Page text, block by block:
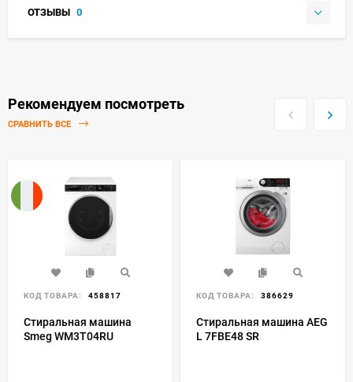
ОТЗЫВЫ 0
Рекомендуем посмотреть
СРАВНИТЬ ВСЕ
КОД ТОВАРА: 458817
Стиральная машина
Smeg WM3T04RU
КОД ТОВАРА: 386629
Стиральная машина AEG
L 7FBE48 SR